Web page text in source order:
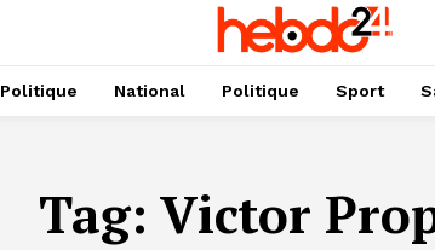
Politique National Politique Sport
Tag: Victor